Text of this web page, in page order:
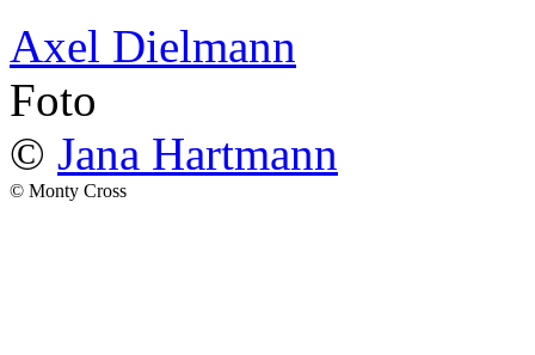
Axel Dielmann
Foto
© Jana Hartmann
© Monty Cross